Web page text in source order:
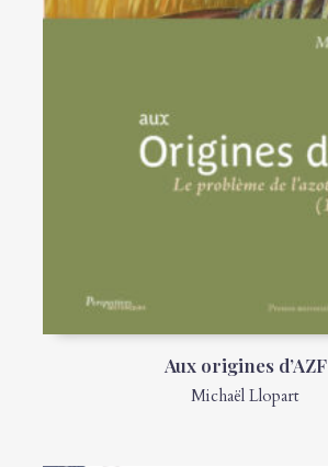
Aux origines d’AZF
Michaël Llopart